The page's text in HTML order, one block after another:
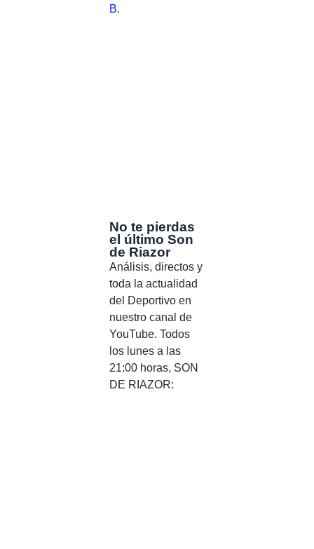
B.
No te pierdas
el último Son
de Riazor
Análisis, directos y
toda la actualidad
del Deportivo en
nuestro canal de
YouTube. Todos
los lunes a las
21:00 horas, SON
DE RIAZOR: